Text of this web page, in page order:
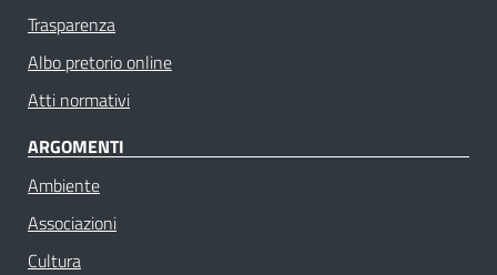
Trasparenza
Albo pretorio online
Atti normativi
ARGOMENTI
Ambiente
Associazioni
Cultura